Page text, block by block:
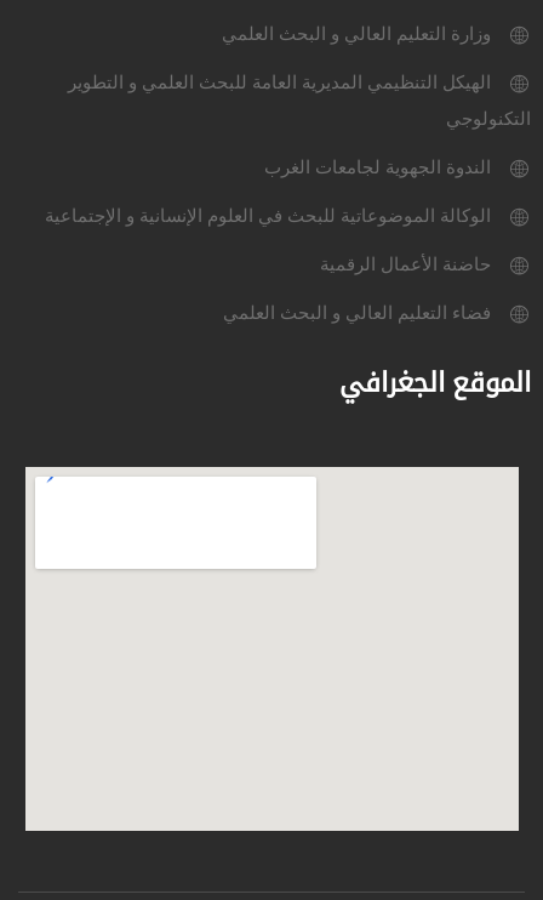
وزارة التعليم العالي و البحث العلمي
الهيكل التنظيمي المديرية العامة للبحث العلمي و التطوير
التكنولوجي
الندوة الجهوية لجامعات الغرب
الوكالة الموضوعاتية للبحث في العلوم الإنسانية و الإجتماعية
حاضنة الأعمال الرقمية
فضاء التعليم العالي و البحث العلمي
الموقع الجغرافي